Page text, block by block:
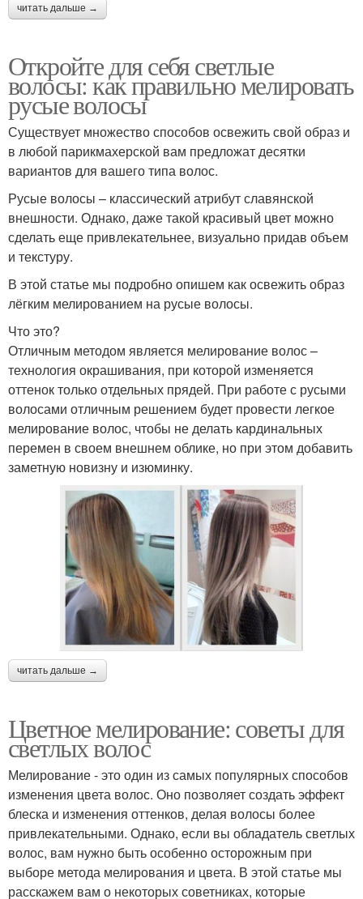
читать дальше →
Откройте для себя светлые
волосы: как правильно мелировать
русые волосы
Существует множество способов освежить свой образ и
в любой парикмахерской вам предложат десятки
вариантов для вашего типа волос.
Русые волосы – классический атрибут славянской
внешности. Однако, даже такой красивый цвет можно
сделать еще привлекательнее, визуально придав объем
и текстуру.
В этой статье мы подробно опишем как освежить образ
лёгким мелированием на русые волосы.
Что это?
Отличным методом является мелирование волос –
технология окрашивания, при которой изменяется
оттенок только отдельных прядей. При работе с русыми
волосами отличным решением будет провести легкое
мелирование волос, чтобы не делать кардинальных
перемен в своем внешнем облике, но при этом добавить
заметную новизну и изюминку.
читать дальше →
Цветное мелирование: советы для
светлых волос
Мелирование - это один из самых популярных способов
изменения цвета волос. Оно позволяет создать эффект
блеска и изменения оттенков, делая волосы более
привлекательными. Однако, если вы обладатель светлых
волос, вам нужно быть особенно осторожным при
выборе метода мелирования и цвета. В этой статье мы
расскажем вам о некоторых советниках, которые